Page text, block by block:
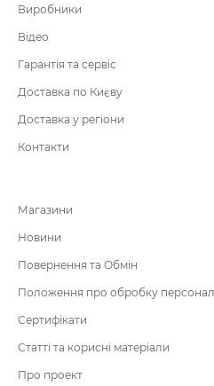
Виробники
Відео
Гарантія та сервіс
Доставка по Києву
Доставка у регіони
Контакти
Магазини
Новини
Повернення та Обмін
Положення про обробку
Сертифікати
Статті та корисні матеріали
Про проект